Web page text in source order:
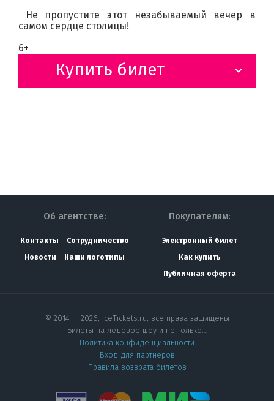
Не пропустите этот незабываемый вечер в
самом сердце столицы!
6+
Купить билет
Об агентстве:
Контакты
Сотрудничество
Новости
Наши логотипы
Покупателям:
Электронный билет
Как купить
Публичная оферта
© 2014 — 2026, IceTickets.ru, все права защищены
Билеты на ледовое шоу и не только…
Политика конфиденциальности
Вход для партнеров
Правила возврата билетов